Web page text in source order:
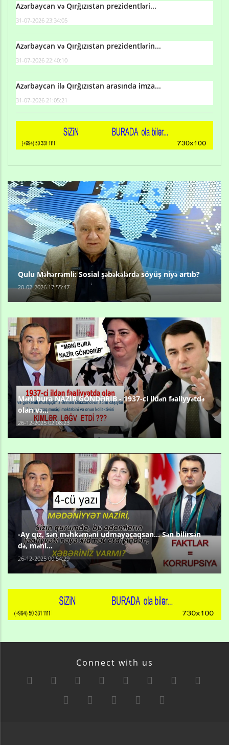
Azərbaycan və Qırğızıstan prezidentləri...
31-07-2026 23:34:05
Azərbaycan və Qırğızıstan prezidentlərin...
31-07-2026 22:40:10
Azərbaycan ilə Qırğızıstan arasında imza...
31-07-2026 21:05:21
Qulu Məhərrəmli: Sosial şəbəkələrdə söyüş niyə artıb?
20-02-2026 17:55:47
Məni bura NAZİR GÖNDƏRİB - 1937-ci ildən fəaliyyətdə
olan və...
26-12-2025 02:08:23
-Ay qız, sən məhkəməni udmayacaqsan... Sən bilirsən
də, məni...
26-12-2025 00:54:29
Connect with us